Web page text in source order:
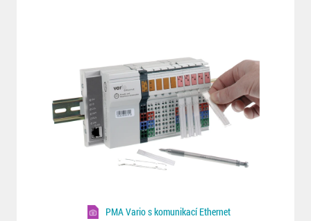
PMA Vario s komunikací Ethernet